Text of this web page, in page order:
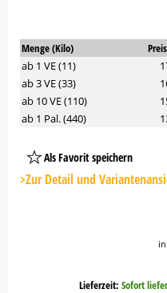
Menge (Kilo)
ab 1 VE (11)
ab 3 VE (33)
ab 10 VE (110)
ab 1 Pal. (440)
Als Favorit speichern
>Zur Detail und
Lieferzeit: Sofort